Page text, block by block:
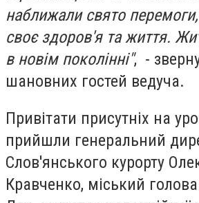
наближали свято
своє здоров'я та життя.
в новім поколінні", -
шановних гостей ведуча.
Привітати присутніх на
прийшли генеральний
Слов'янського курорту
Кравченко, міський